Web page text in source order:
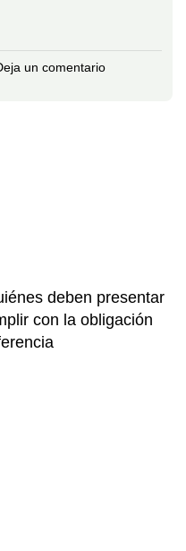
un comentario
deben presentar
con la obligación